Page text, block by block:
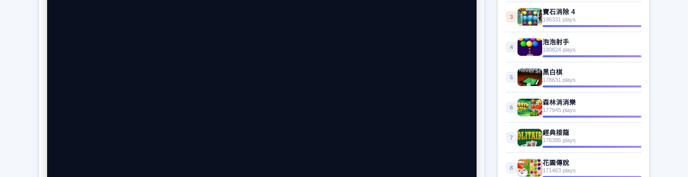
3
寶石消除 4
196331 plays
4
泡泡射手
180824 plays
5
黑白棋
178631 plays
6
森林消消樂
177945 plays
7
經典接龍
176386 plays
8
花園傳說
171463 plays